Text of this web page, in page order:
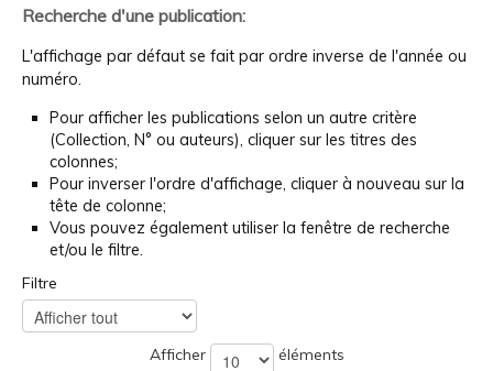
Recherche d'une publication:
L'affichage par défaut se fait par ordre inverse de l'année ou
numéro.
Pour afficher les publications selon un autre critère
(Collection, N° ou auteurs), cliquer sur les titres des
colonnes;
Pour inverser l'ordre d'affichage, cliquer à nouveau sur la
tête de colonne;
Vous pouvez également utiliser la fenêtre de recherche
et/ou le filtre.
Filtre
Afficher éléments